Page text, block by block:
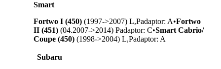
Smart
Fortwo I (450) (1997->2007) L,Padaptor: A•Fortwo
II (451) (04.2007->2014) Padaptor: C•Smart Cabrio/
Coupe (450) (1998->2004) L,Padaptor: A
Subaru